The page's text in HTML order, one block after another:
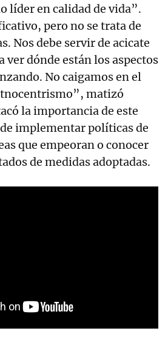
líder en calidad de vida”.
pero no se trata de
Nos debe servir de acicate
ver dónde están los aspectos
No caigamos en el
matizó
la importancia de este
implementar políticas de
que empeoran o conocer
de medidas adoptadas.